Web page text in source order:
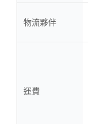
物流夥伴
運費